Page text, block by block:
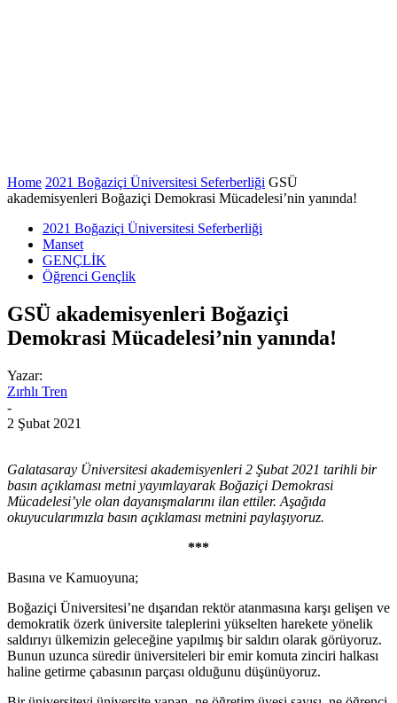
Home 2021 Boğaziçi Üniversitesi Seferberliği GSÜ
akademisyenleri Boğaziçi Demokrasi Mücadelesi’nin yanında!
2021 Boğaziçi Üniversitesi Seferberliği
Manset
GENÇLİK
Öğrenci Gençlik
GSÜ akademisyenleri Boğaziçi
Demokrasi Mücadelesi’nin yanında!
Yazar:
Zırhlı Tren
-
2 Şubat 2021
Galatasaray Üniversitesi akademisyenleri 2 Şubat 2021 tarihli bir
basın açıklaması metni yayımlayarak Boğaziçi Demokrasi
Mücadelesi’yle olan dayanışmalarını ilan ettiler. Aşağıda
okuyucularımızla basın açıklaması metnini paylaşıyoruz.
***
Basına ve Kamuoyuna;
Boğaziçi Üniversitesi’ne dışarıdan rektör atanmasına karşı gelişen ve
demokratik özerk üniversite taleplerini yükselten harekete yönelik
saldırıyı ülkemizin geleceğine yapılmış bir saldırı olarak görüyoruz.
Bunun uzunca süredir üniversiteleri bir emir komuta zinciri halkası
haline getirme çabasının parçası olduğunu düşünüyoruz.